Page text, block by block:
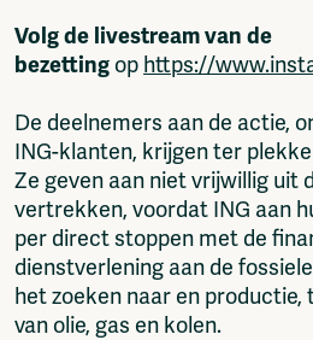
Volg de livestream van de
bezetting op https://
De deelnemers aan de actie,
ING-klanten, krijgen ter
Ze geven aan niet vrijwillig uit
vertrekken, voordat ING aan
per direct stoppen met de
dienstverlening aan de
het zoeken naar en
van olie, gas en kolen.